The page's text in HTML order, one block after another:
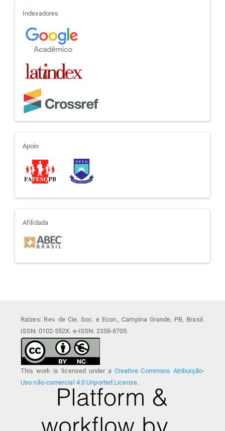
indexadores
Indexadores
apoio
Apoio
afiliada
Afilidada
Raízes: Rev. de Cie. Soc. e Econ., Campina Grande, PB, Brasil.
ISSN: 0102-552X. e-ISSN: 2358-8705.
This work is licensed under a Creative Commons Atribuição-
Uso não-comercial 4.0 Unported License.